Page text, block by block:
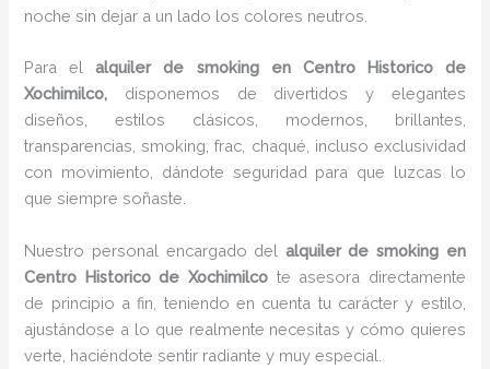
noche sin dejar a un lado los colores neutros.
Para elalquiler de smoking
en Centro Historico de
Xochimilco, disponemos de
divertidos y elegantes
diseños, estilos clásicos, modernos, brillantes,
transparencias, smoking, frac, chaqué, incluso exclusividad
con movimiento, dándote seguridad para que luzcas lo
que siempre soñaste.
Nuestro personal encargado del alquiler de smoking en
Centro Historico de Xochimilco te asesora directamente
de principio a fin, teniendo en cuenta tu carácter y estilo,
ajustándose a lo que realmente necesitas y cómo quieres
verte, haciéndote sentir radiante y muy especial.